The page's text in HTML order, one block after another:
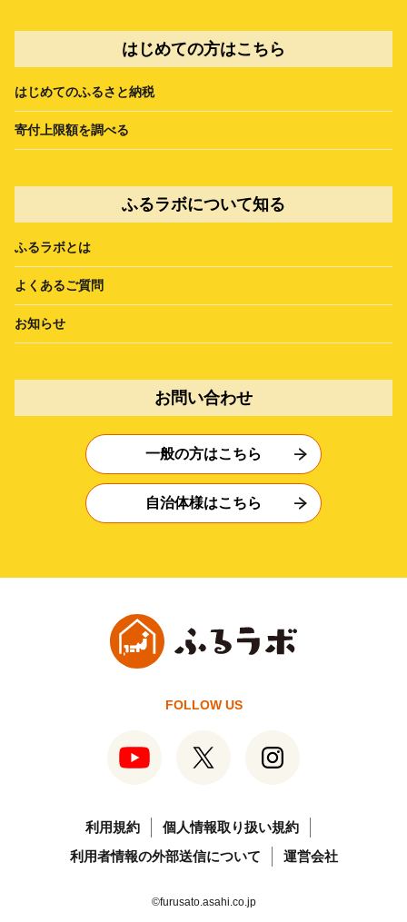
はじめての方はこちら
はじめてのふるさと納税
寄付上限額を調べる
ふるラボについて知る
ふるラボとは
よくあるご質問
お知らせ
お問い合わせ
一般の方はこちら
自治体様はこちら
FOLLOW US
利用規約
個人情報取り扱い規約
利用者情報の外部送信について
運営会社
©furusato.asahi.co.jp